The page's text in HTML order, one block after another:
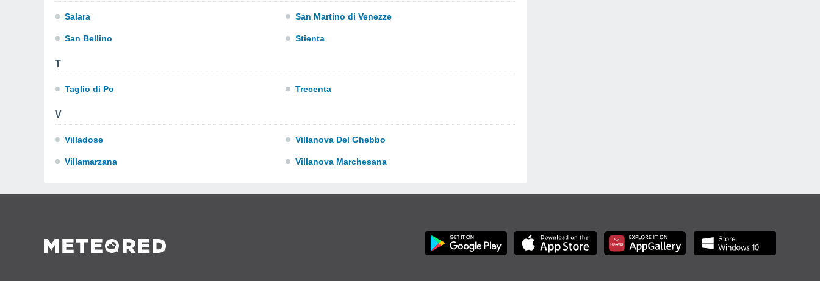
Salara
San Bellino
San Martino di Venezze
Stienta
T
Taglio di Po Trecenta
V
Villadose
Villamarzana
Villanova Del Ghebbo
Villanova Marchesana